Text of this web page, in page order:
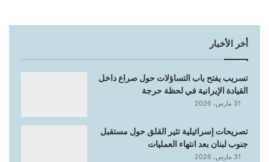
أخر الأخبار
تسريب يفتح باب التساؤلات حول صراع داخل
القيادة الإيرانية في لحظة حرجة
31 مارس، 2026
تصريحات إسرائيلية تثير القلق حول مستقبل
جنوب لبنان بعد انتهاء العمليات
31 مارس، 2026